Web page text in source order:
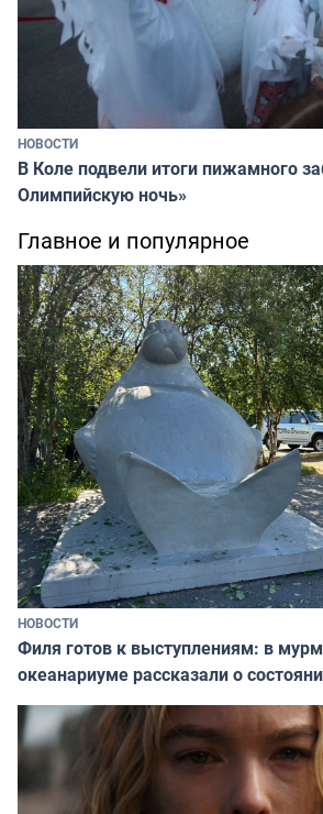
НОВОСТИ
В Коле подвели итоги пижамного
Олимпийскую ночь»
Главное и популярное
НОВОСТИ
Филя готов к выступлениям: в
океанариуме рассказали о